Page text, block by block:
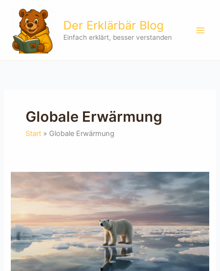
springen
Der Erklärbär Blog
Einfach erklärt, besser verstanden
Globale Erwärmung
Start Globale Erwärmung